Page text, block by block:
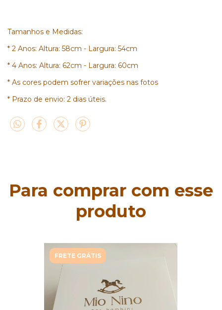
Tamanhos e Medidas:
* 2 Anos: Altura: 58cm - Largura: 54cm
* 4 Anos: Altura: 62cm - Largura: 60cm
* As cores podem sofrer variações nas fotos
* Prazo de envio: 2 dias úteis.
Para comprar com esse
produto
FRETE GRÁTIS